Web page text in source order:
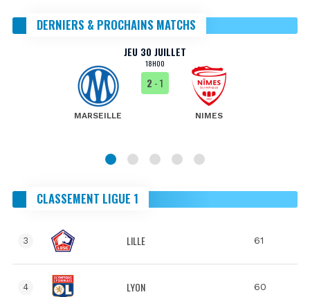
DERNIERS & PROCHAINS MATCHS
JEU 30 JUILLET
18H00
MARSEILLE
2 - 1
NIMES
CLASSEMENT LIGUE 1
3 LILLE 61
4 LYON 60